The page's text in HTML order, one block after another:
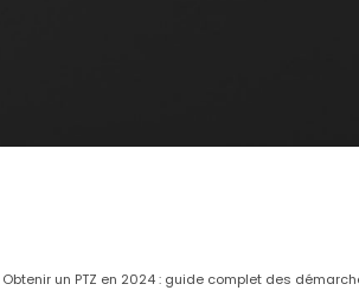
un PTZ en 2024 : guide complet des